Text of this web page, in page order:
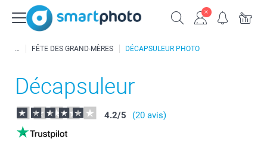
FÊTE DES GRAND-MÈRES DÉCAPSULEUR PHOTO
Décapsuleur
4.2/5 (20 avis)